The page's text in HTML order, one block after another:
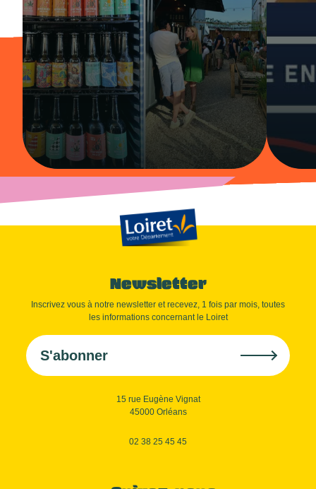
Newsletter
Inscrivez vous à notre newsletter et recevez, 1 fois par mois, toutes
les informations concernant le Loiret
S'abonner
15 rue Eugène Vignat
45000 Orléans
02 38 25 45 45